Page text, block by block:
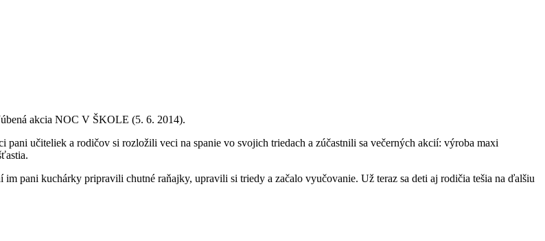
akcia NOC V ŠKOLE (5. 6. 2014).
učiteliek a rodičov si rozložili veci na spanie vo svojich triedach a zúčastnili sa večerných akcií: výroba maxi
pani kuchárky pripravili chutné raňajky, upravili si triedy a začalo vyučovanie. Už teraz sa deti aj rodičia tešia na ďalšiu